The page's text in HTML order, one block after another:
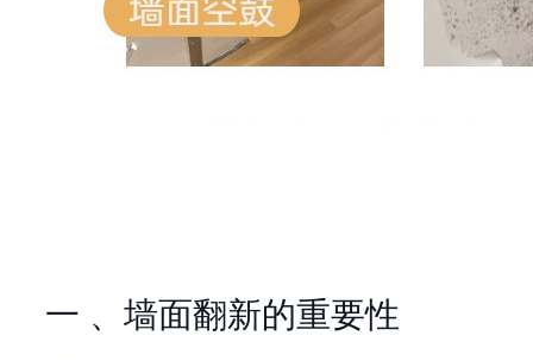
一 、墙面翻新的重要性